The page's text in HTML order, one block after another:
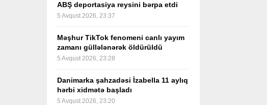
ABŞ deportasiya reysini bərpa etdi
5 Avqust 2026, 23:37
Məşhur TikTok fenomeni canlı yayım
zamanı güllələnərək öldürüldü
5 Avqust 2026, 23:28
Danimarka şahzadəsi İzabella 11 aylıq
hərbi xidmətə başladı
5 Avqust 2026, 23:20